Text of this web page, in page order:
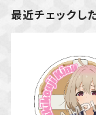
最近チェックし